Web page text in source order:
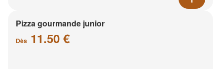
Pizza gourmande junior
Dès 11.50 €